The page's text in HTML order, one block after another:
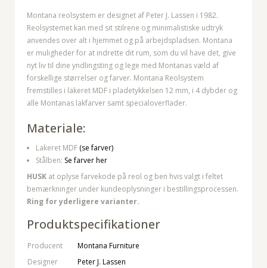
Montana reolsystem er designet af Peter J. Lassen i 1982.
Reolsystemet kan med sit stilrene og minimalistiske udtryk
anvendes over alt i hjemmet og på arbejdspladsen. Montana
er muligheder for at indrette dit rum, som du vil have det, give
nyt liv til dine yndlingsting og lege med Montanas væld af
forskellige størrelser og farver. Montana Reolsystem
fremstilles i lakeret MDF i pladetykkelsen 12 mm, i 4 dybder og
alle Montanas lakfarver samt specialoverflader.
Materiale:
Lakeret MDF (se farver)
Stålben: Se farver her
HUSK at oplyse farvekode på reol og ben hvis valgt i feltet
bemærkninger under kundeoplysninger i bestillingsprocessen.
Ring for yderligere varianter.
Produktspecifikationer
Producent
Montana Furniture
Designer
Peter J. Lassen